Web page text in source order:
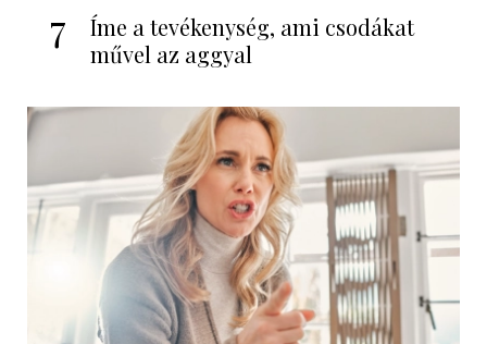
7
Íme a tevékenység, ami csodákat
művel az aggyal